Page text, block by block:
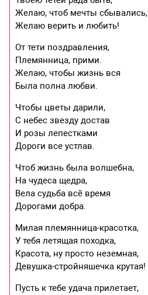
Желаю, чтоб мечты сбывались,
Желаю верить и любить!
От тети поздравления,
Племянница, прими.
Желаю, чтобы жизнь вся
Была полна любви.
Чтобы цветы дарили,
С небес звезду достав
И розы лепестками
Дороги все устлав.
Чтоб жизнь была волшебна,
На чудеса щедра,
Вела судьба всё время
Дорогами добра.
Милая племянница-красотка,
У тебя летящая походка,
Красота, ну просто неземная,
Девушка-стройняшечка крутая!
Пусть к тебе удача прилетает,